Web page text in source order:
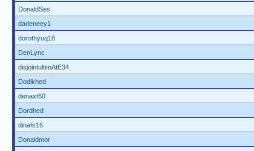
DonaldSes
darleneey1
dorothyuq18
DenLync
disjointultimAtE34
Dodikhed
denaxt60
Dordhed
dinafs16
Donaldmor